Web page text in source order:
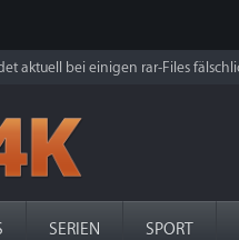
aktuell bei einigen rar-Files
SERIEN SPORT